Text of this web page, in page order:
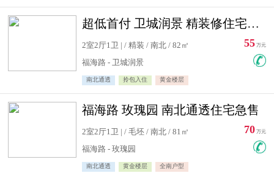
超低首付 卫城润景 精装修住宅急售 可公积金贷款
2室2厅1卫 | / 精装 / 南北 / 82㎡
福海路 - 卫城润景
南北通透 拎包入住 黄金楼层
55 万元
福海路 玫瑰园 南北通透住宅急售
2室2厅1卫 | / 毛坯 / 南北 / 81㎡
福海路 - 玫瑰园
南北通透 黄金楼层 全南户型
70 万元